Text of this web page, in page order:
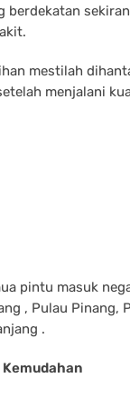
berdekatan
mestilah
menjalani
pintu masuk
, Pulau Pinang,
.
Kemudahan